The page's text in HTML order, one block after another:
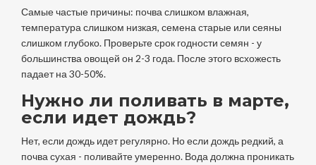
Самые частые причины: почва слишком влажная,
температура слишком низкая, семена старые или сеяны
слишком глубоко. Проверьте срок годности семян - у
большинства овощей он 2-3 года. После этого всхожесть
падает на 30-50%.
Нужно ли поливать в марте,
если идет дождь?
Нет, если дождь идет регулярно. Но если дождь редкий, а
почва сухая - поливайте умеренно. Вода должна проникать